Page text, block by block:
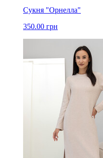
Сукня "Орнелла"
350.00 грн